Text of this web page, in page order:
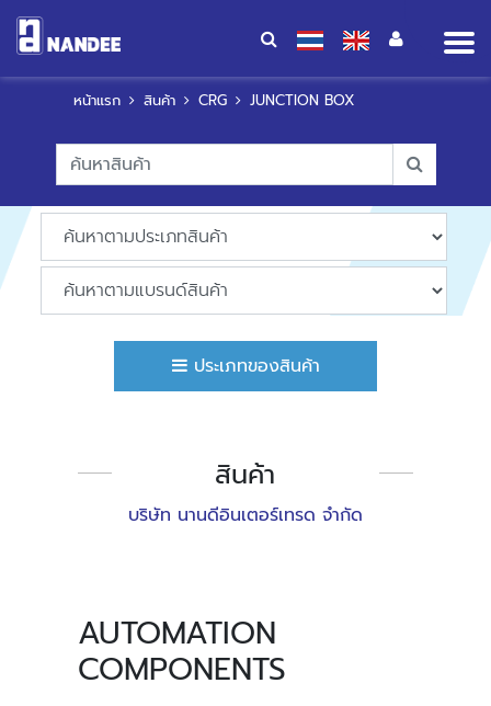
หน้าแรก สินค้า CRG JUNCTION BOX
ประเภทของสินค้า
สินค้า
บริษัท นานดีอินเตอร์เทรด จำกัด
AUTOMATION
COMPONENTS